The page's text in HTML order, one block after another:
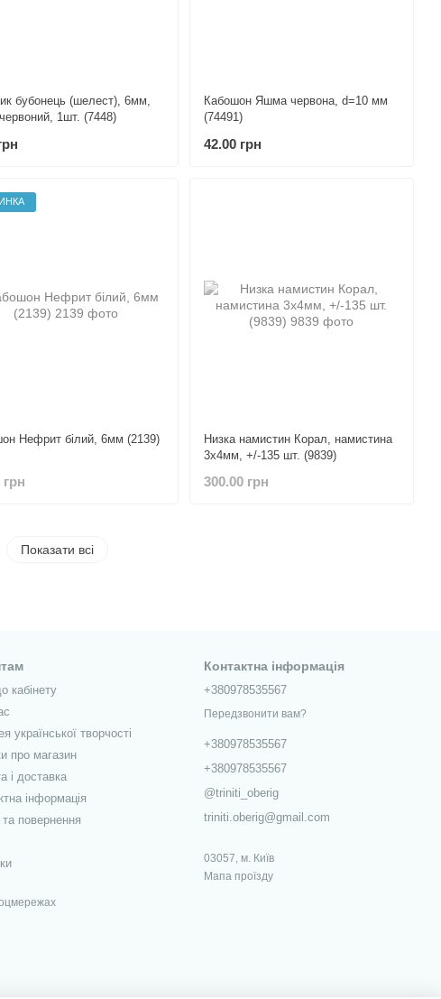
бубонець (шелест), 6мм,
1шт. (7448)
Кабошон Яшма червона, d=10 мм
(74491)
42.00 грн
Нефрит білий, 6мм (2139)
грн
Низка намистин Корал, намистина
3х4мм, +/-135 шт. (9839)
300.00 грн
Показати всі
кабінету
української творчості
про магазин
і доставка
інформація
повернення
Контактна інформація
+380978535567
Передзвонити вам?
+380978535567
+380978535567
@triniti_oberig
triniti.oberig@gmail.com
03057, м. Київ
Мапа проїзду